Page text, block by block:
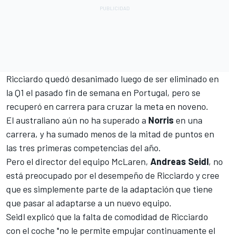
Ricciardo quedó desanimado luego de ser eliminado en
la Q1 el pasado fin de semana en Portugal, pero se
recuperó en carrera para cruzar la meta en noveno.
El australiano aún no ha superado a Norris en una
carrera, y ha sumado menos de la mitad de puntos en
las tres primeras competencias del año.
Pero el director del equipo McLaren, Andreas Seidl, no
está preocupado por el desempeño de Ricciardo y cree
que es simplemente parte de la adaptación que tiene
que pasar al adaptarse a un nuevo equipo.
Seidl explicó que la falta de comodidad de Ricciardo
con el coche "no le permite empujar continuamente el